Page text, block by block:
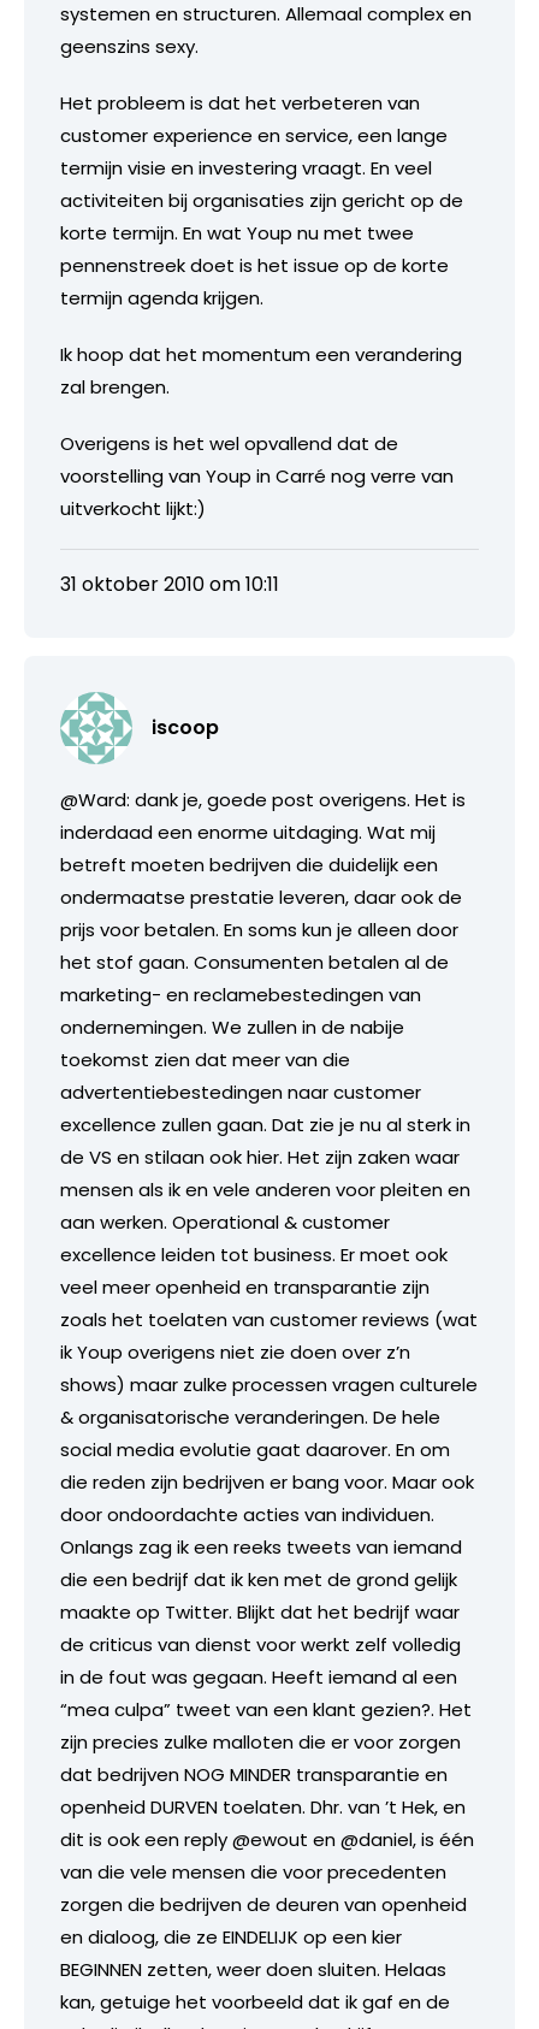
systemen en structuren. Allemaal complex en
geenszins sexy.
Het probleem is dat het verbeteren van
customer experience en service, een lange
termijn visie en investering vraagt. En veel
activiteiten bij organisaties zijn gericht op de
korte termijn. En wat Youp nu met twee
pennenstreek doet is het issue op de korte
termijn agenda krijgen.
Ik hoop dat het momentum een verandering
zal brengen.
Overigens is het wel opvallend dat de
voorstelling van Youp in Carré nog verre van
uitverkocht lijkt:)
31 oktober 2010 om 10:11
iscoop
@Ward: dank je, goede post overigens. Het is
inderdaad een enorme uitdaging. Wat mij
betreft moeten bedrijven die duidelijk een
ondermaatse prestatie leveren, daar ook de
prijs voor betalen. En soms kun je alleen door
het stof gaan. Consumenten betalen al de
marketing- en reclamebestedingen van
ondernemingen. We zullen in de nabije
toekomst zien dat meer van die
advertentiebestedingen naar customer
excellence zullen gaan. Dat zie je nu al sterk in
de VS en stilaan ook hier. Het zijn zaken waar
mensen als ik en vele anderen voor pleiten en
aan werken. Operational & customer
excellence leiden tot business. Er moet ook
veel meer openheid en transparantie zijn
zoals het toelaten van customer reviews (wat
ik Youp overigens niet zie doen over z’n
shows) maar zulke processen vragen culturele
& organisatorische veranderingen. De hele
social media evolutie gaat daarover. En om
die reden zijn bedrijven er bang voor. Maar ook
door ondoordachte acties van individuen.
Onlangs zag ik een reeks tweets van iemand
die een bedrijf dat ik ken met de grond gelijk
maakte op Twitter. Blijkt dat het bedrijf waar
de criticus van dienst voor werkt zelf volledig
in de fout was gegaan. Heeft iemand al een
“mea culpa” tweet van een klant gezien?. Het
zijn precies zulke malloten die er voor zorgen
dat bedrijven NOG MINDER transparantie en
openheid DURVEN toelaten. Dhr. van ’t Hek, en
dit is ook een reply @ewout en @daniel, is één
van die vele mensen die voor precedenten
zorgen die bedrijven de deuren van openheid
en dialoog, die ze EINDELIJK op een kier
BEGINNEN zetten, weer doen sluiten. Helaas
kan, getuige het voorbeeld dat ik gaf en de